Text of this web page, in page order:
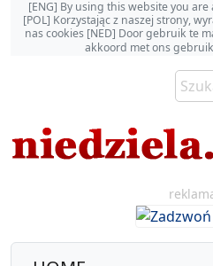
[ENG] By using this website you
[POL] Korzystając z naszej strony,
nas cookies [NED] Door gebruik te
akkoord met ons